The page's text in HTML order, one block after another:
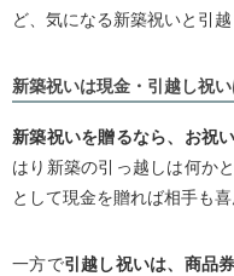
ど、気になる新築祝いと引
新築祝いは現金・引越し祝
新築祝いを贈るなら、お祝
はり新築の引っ越しは何か
として現金を贈れば相手も喜
一方で引越し祝いは、商品